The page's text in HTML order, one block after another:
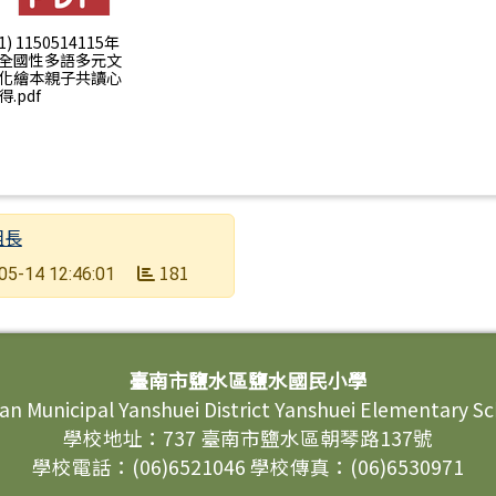
1150514115年
國性多語多元文
繪本親子共讀心
.pdf
14 12:46:01 181
臺南市鹽水區鹽水國民小學
Municipal Yanshuei District Yanshuei Elementary
學校地址：737 臺南市鹽水區朝琴路137號
學校電話：(06)6521046 學校傳真：(06)6530971